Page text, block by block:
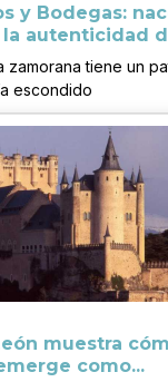
y Bodegas:
autenticidad
zamorana tiene un
escondido
muestra
como...